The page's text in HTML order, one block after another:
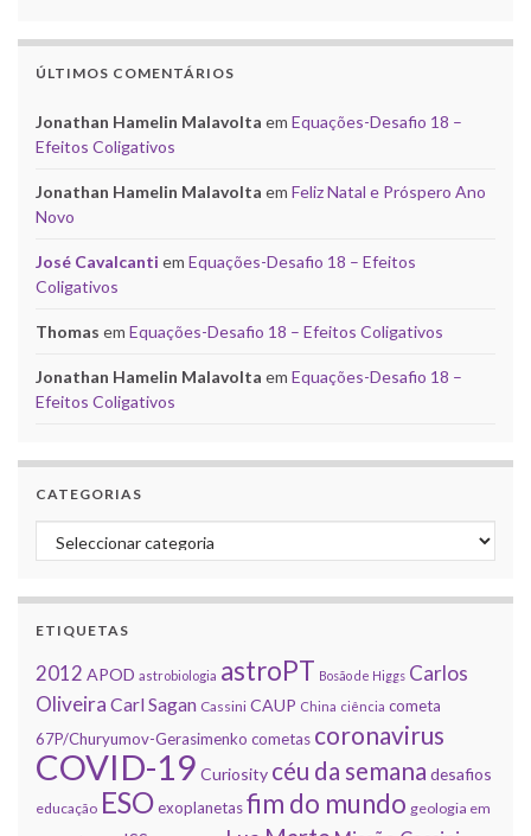
ÚLTIMOS COMENTÁRIOS
Jonathan Hamelin Malavolta em Equações-Desafio 18 –
Efeitos Coligativos
Jonathan Hamelin Malavolta em Feliz Natal e Próspero Ano
Novo
José Cavalcanti em Equações-Desafio 18 – Efeitos
Coligativos
Thomas em Equações-Desafio 18 – Efeitos Coligativos
Jonathan Hamelin Malavolta em Equações-Desafio 18 –
Efeitos Coligativos
CATEGORIAS
Categorias
ETIQUETAS
2012 APOD astrobiologia astroPT Bosão de Higgs Carlos
Oliveira Carl Sagan Cassini CAUP China ciência cometa
67P/Churyumov-Gerasimenko cometas coronavirus
COVID-19 Curiosity céu da semana desafios
educação ESOexoplanetasfim do mundo geologia em